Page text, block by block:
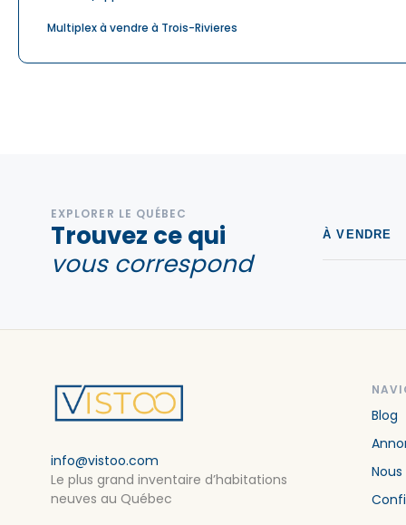
Multiplex à vendre à Trois-Rivieres
EXPLORER LE QUÉBEC
Trouvez ce qui
vous correspond
À VENDRE
info@vistoo.com
Le plus grand inventaire d’habitations
neuves au Québec
Blog